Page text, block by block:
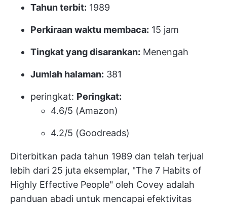
Tahun terbit: 1989
Perkiraan waktu membaca: 15 jam
Tingkat yang disarankan: Menengah
Jumlah halaman: 381
peringkat: Peringkat:
4.6/5 (Amazon)
4.2/5 (Goodreads)
Diterbitkan pada tahun 1989 dan telah terjual
lebih dari 25 juta eksemplar, "The 7 Habits of
Highly Effective People" oleh Covey adalah
panduan abadi untuk mencapai efektivitas